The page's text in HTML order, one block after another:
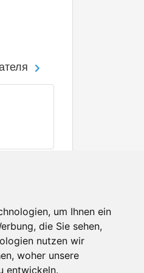
um Ihnen ein
die Sie sehen,
nutzen wir
woher unsere
entwickeln.